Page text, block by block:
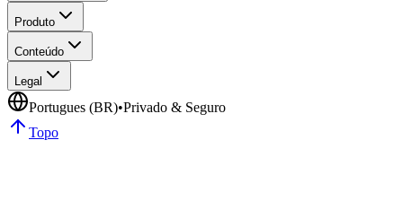
Produto
Conteúdo
Legal
Portugues (BR)•Privado & Seguro
Topo